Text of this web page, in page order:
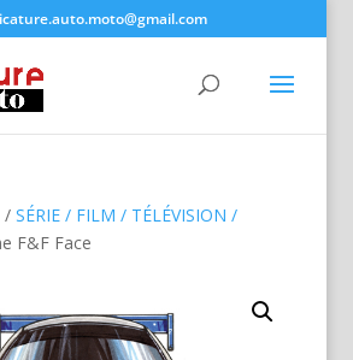
/ SÉRIE / FILM / TÉLÉVISION /
F&F Face